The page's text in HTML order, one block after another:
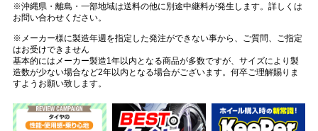
※沖縄県・離島・一部地域は送料の他に別途中継料が発生します。詳しくは
お問い合わせください。
※メーカー様に製造年週を指定した発注ができない事から、ご質問、ご指定
はお受けできません
基本的にはメーカー製造1年以内となる商品が多数ですが、サイズにより製
造数が少ない場合など2年以内となる場合がございます。何卒ご理解賜りま
すようお願い致します。